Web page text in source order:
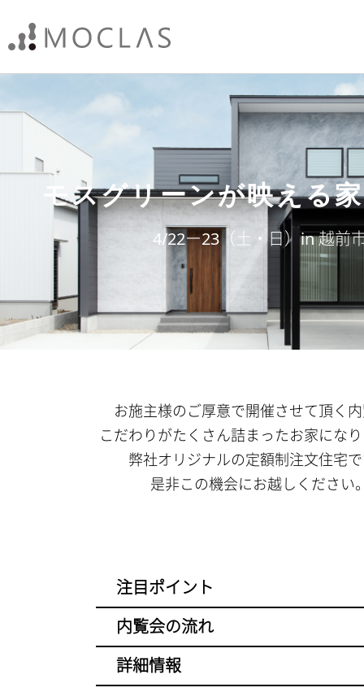
モスグリーンが映える
4/22ー23（土・日）in 越前
お施主様のご厚意で開催させて頂く
こだわりがたくさん詰まったお家にな
弊社オリジナルの定額制注文住宅
是非この機会にお越しください
注目ポイント
内覧会の流れ
詳細情報